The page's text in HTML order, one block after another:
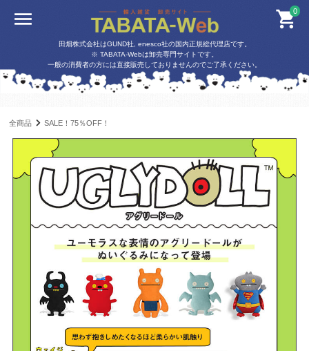
0
田畑株式会社はGUND社, enesco社の国内正規総代理店です。
※ TABATA-Webは卸売専門サイトです。
一般の消費者の方には直接販売しておりませんのでご了承ください。
全商品 SALE！75％OFF！